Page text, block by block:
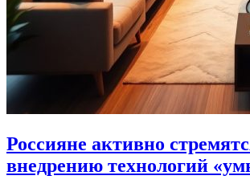
Россияне активно
внедрению технологий